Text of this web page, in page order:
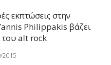
εκπτώσεις στην
Philippakis βάζει
alt rock
2015